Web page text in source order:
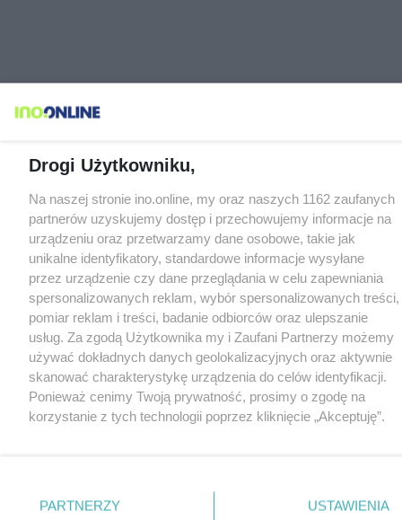
Drogi Użytkowniku,
Na naszej stronie ino.online, my oraz naszych 1162 zaufanych
partnerów uzyskujemy dostęp i przechowujemy informacje na
urządzeniu oraz przetwarzamy dane osobowe, takie jak
unikalne identyfikatory, standardowe informacje wysyłane
przez urządzenie czy dane przeglądania w celu zapewniania
spersonalizowanych reklam, wybór spersonalizowanych treści,
pomiar reklam i treści, badanie odbiorców oraz ulepszanie
usług. Za zgodą Użytkownika my i Zaufani Partnerzy możemy
używać dokładnych danych geolokalizacyjnych oraz aktywnie
skanować charakterystykę urządzenia do celów identyfikacji.
Ponieważ cenimy Twoją prywatność, prosimy o zgodę na
korzystanie z tych technologii poprzez kliknięcie „Akceptuję”.
nie wymagają zgody użytkownika, ale masz prawo sprzeciwić
się takiemu przetwarzaniu. Preferencje będą miały
PARTNERZY USTAWIENIA